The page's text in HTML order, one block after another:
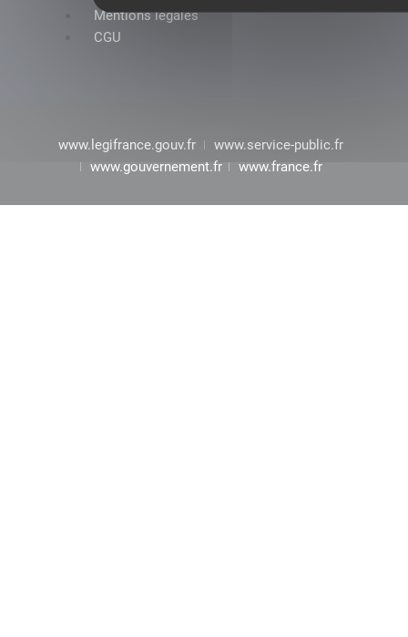
Mentions légales
CGU
www.legifrance.gouv.fr
www.service-public.fr
www.gouvernement.fr
www.france.fr